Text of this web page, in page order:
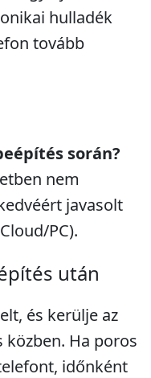
hulladék
tovább
során?
nem
javasolt
PC).
után
és kerülje az
Ha poros
időnként